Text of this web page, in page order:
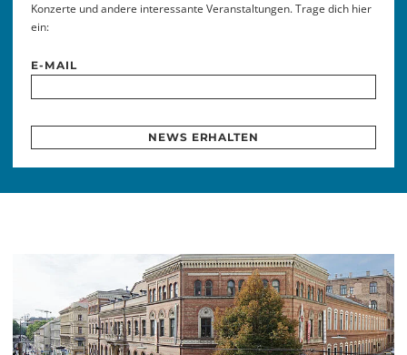
Konzerte und andere interessante Veranstaltungen. Trage dich hier
ein:
E-MAIL
NEWS ERHALTEN